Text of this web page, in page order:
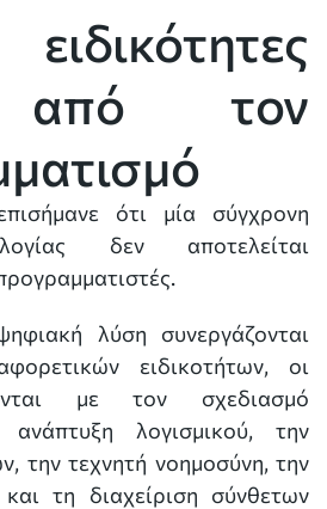
τον
ότι μία σύγχρονη
δεν αποτελείται
λύση συνεργάζονται
ειδικοτήτων, οι
με τον σχεδιασμό
λογισμικού, την
την τεχνητή νοημοσύνη, την
τη διαχείριση σύνθετων